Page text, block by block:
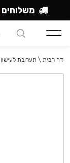
דף הבית \ תערובת לעישון
משלוחים